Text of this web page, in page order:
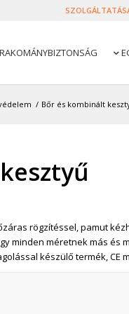
RAKOMÁNYBIZTONSÁG 
/ Bőr és kombinált
rögzítéssel, pamut
minden méretnek más és
készülő termék, CE